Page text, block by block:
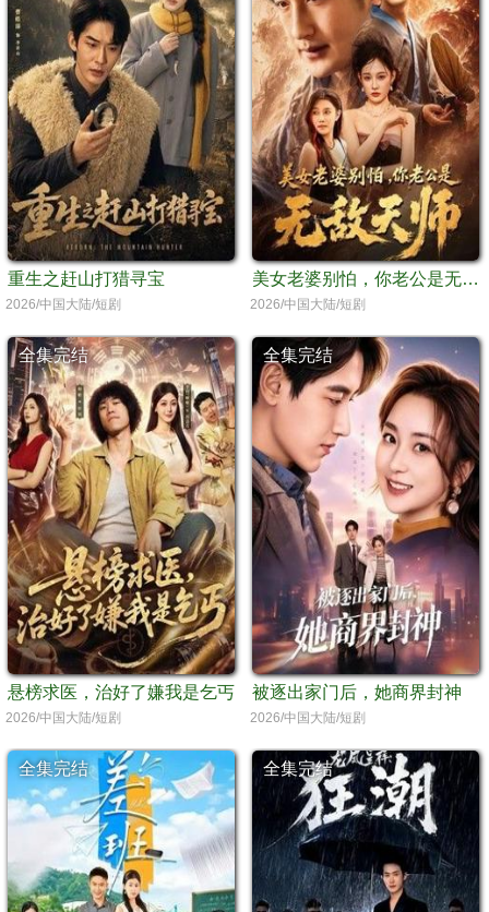
重生之赶山打猎寻宝
2026/中国大陆/短剧
美女老婆别怕，你老公是无敌天师
2026/中国大陆/短剧
全集完结
悬榜求医，治好了嫌我是乞丐
2026/中国大陆/短剧
全集完结
被逐出家门后，她商界封神
2026/中国大陆/短剧
全集完结 全集完结